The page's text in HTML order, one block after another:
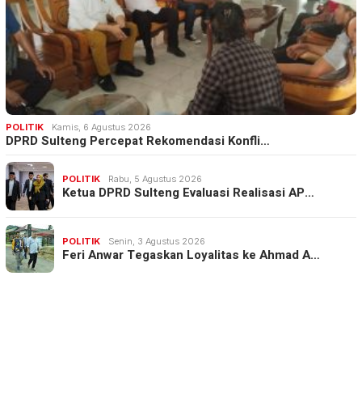
POLITIK Kamis, 6 Agustus 2026
DPRD Sulteng Percepat Rekomendasi Konfli…
POLITIK Rabu, 5 Agustus 2026
Ketua DPRD Sulteng Evaluasi Realisasi AP…
POLITIK Senin, 3 Agustus 2026
Feri Anwar Tegaskan Loyalitas ke Ahmad A…